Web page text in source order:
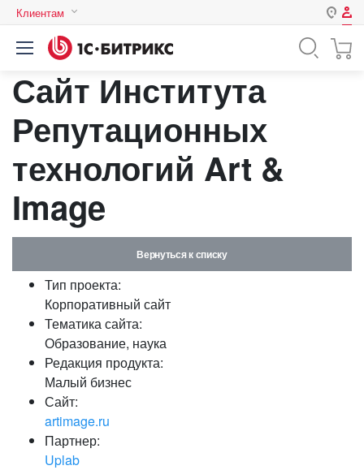
Клиентам
Казахстан
Авторизация
Логин
Пароль
компьютере
Забыли свой пароль?
или войдите с помощью
Сайт Института
Репутационных
технологий Art &
Image
Вернуться к списку
Тип проекта:
Корпоративный сайт
Тематика сайта:
Образование, наука
Редакция продукта:
Малый бизнес
Сайт:
artimage.ru
Партнер:
Uplab